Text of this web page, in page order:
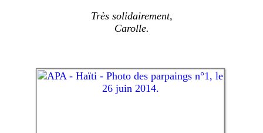
Très solidairement,
Carolle.